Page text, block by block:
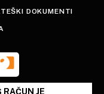
DOKUMENTI
RAČUN JE